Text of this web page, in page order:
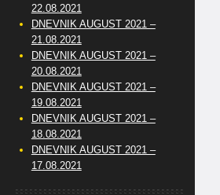
22.08.2021
DNEVNIK AUGUST 2021 –
21.08.2021
DNEVNIK AUGUST 2021 –
20.08.2021
DNEVNIK AUGUST 2021 –
19.08.2021
DNEVNIK AUGUST 2021 –
18.08.2021
DNEVNIK AUGUST 2021 –
17.08.2021